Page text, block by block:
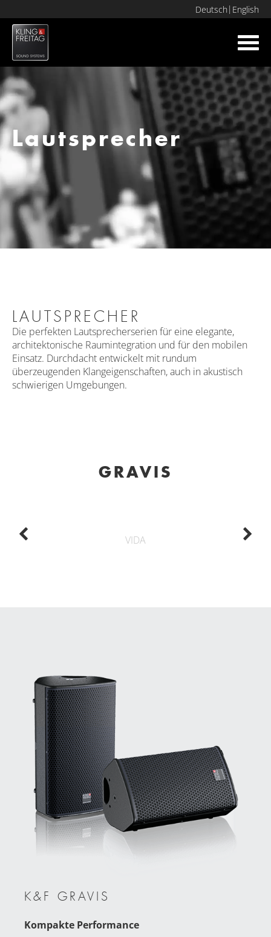
Deutsch English
Lautsprecher
LAUTSPRECHER
Die perfekten Lautsprecherserien für eine elegante,
architektonische Raumintegration und für den mobilen
Einsatz. Durchdacht entwickelt mit rundum
überzeugenden Klangeigenschaften, auch in akustisch
schwierigen Umgebungen.
GRAVIS
VIDA
K&F GRAVIS
Kompakte Performance